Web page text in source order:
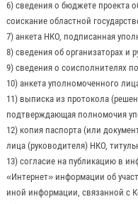
6) сведения о бюджете проекта
соискание областной
7) анкета НКО, подписанная
8) сведения об организаторах и
9) сведения о соисполнителях
10) анкета уполномоченного
11) выписка из протокола
подтверждающая полномочия
12) копия паспорта (или
лица (руководителя) НКО,
13) согласие на публикацию в
«Интернет» информации об
иной информации, связанной с